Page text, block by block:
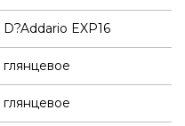
D?Addario EXP16
глянцевое
глянцевое